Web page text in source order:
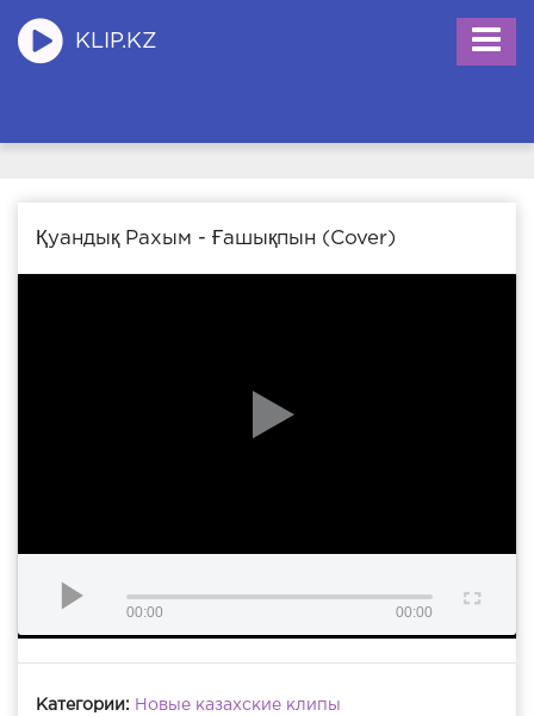
KLIP.KZ
Қуандық Рахым - Ғашықпын (Cover)
00:00 00:00
Категории: Новые казахские клипы